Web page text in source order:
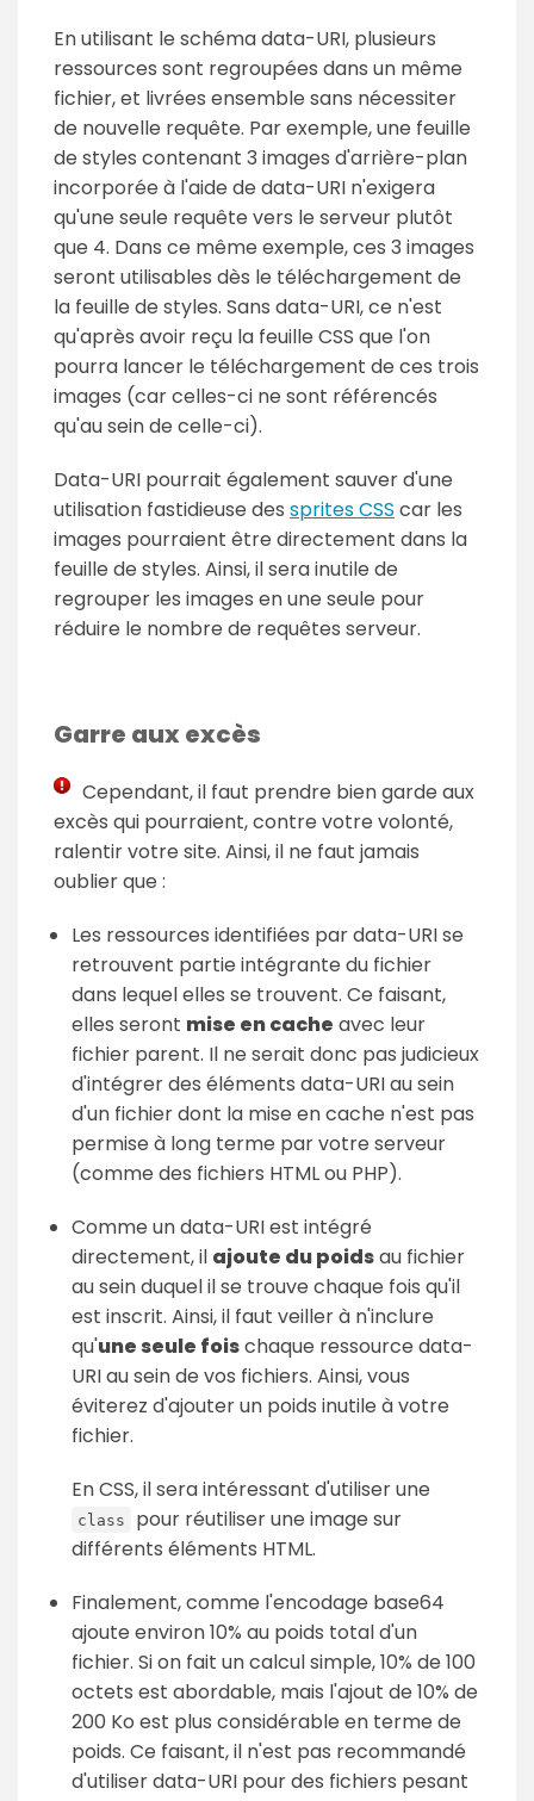
En utilisant le schéma data-URI, plusieurs
ressources sont regroupées dans un même
fichier, et livrées ensemble sans nécessiter
de nouvelle requête. Par exemple, une feuille
de styles contenant 3 images d'arrière-plan
incorporée à l'aide de data-URI n'exigera
qu'une seule requête vers le serveur plutôt
que 4. Dans ce même exemple, ces 3 images
seront utilisables dès le téléchargement de
la feuille de styles. Sans data-URI, ce n'est
qu'après avoir reçu la feuille CSS que l'on
pourra lancer le téléchargement de ces trois
images (car celles-ci ne sont référencés
qu'au sein de celle-ci).
Data-URI pourrait également sauver d'une
utilisation fastidieuse des sprites CSS car les
images pourraient être directement dans la
feuille de styles. Ainsi, il sera inutile de
regrouper les images en une seule pour
réduire le nombre de requêtes serveur.
Garre aux excès
Cependant, il faut prendre bien garde aux
excès qui pourraient, contre votre volonté,
ralentir votre site. Ainsi, il ne faut jamais
oublier que :
Les ressources identifiées par data-URI se
retrouvent partie intégrante du fichier
dans lequel elles se trouvent. Ce faisant,
elles seront mise en cache avec leur
fichier parent. Il ne serait donc pas judicieux
d'intégrer des éléments data-URI au sein
d'un fichier dont la mise en cache n'est pas
permise à long terme par votre serveur
(comme des fichiers HTML ou PHP).
Comme un data-URI est intégré
directement, il ajoute du poidsau fichier
au sein duquel il se trouve chaque fois qu'il
est inscrit. Ainsi, il faut veiller à n'inclure
qu'une seule foischaque ressource data-
URI au sein de vos fichiers. Ainsi, vous
éviterez d'ajouter un poids inutile à votre
fichier.
En CSS, il sera intéressant d'utiliser une
class
pour réutiliser une image sur
différents éléments HTML.
Finalement, comme l'encodage base64
ajoute environ 10% au poids total d'un
fichier. Si on fait un calcul simple, 10% de 100
octets est abordable, mais l'ajout de 10% de
200 Ko est plus considérable en terme de
poids. Ce faisant, il n'est pas recommandé
d'utiliser data-URI pour des fichiers pesant